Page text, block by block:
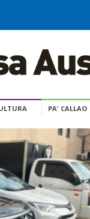
PA' CALLAO